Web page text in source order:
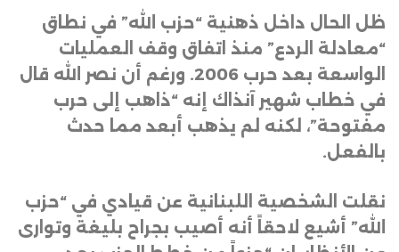
ظل الحال داخل ذهنية “حزب الله” في نطاق
“معادلة الردع” منذ اتفاق وقف العمليات
الواسعة بعد حرب 2006. ورغم أن نصر الله قال
في خطاب شهير آنذاك إنه “ذاهب إلى حرب
مفتوحة”، لكنه لم يذهب أبعد مما حدث
بالفعل.
نقلت الشخصية اللبنانية عن قيادي في “حزب
الله” أشيع لاحقاً أنه أصيب بجراح بليغة وتوارى